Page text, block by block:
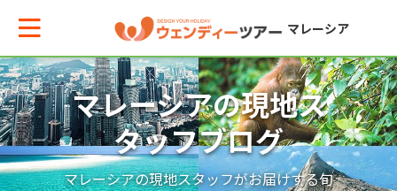
マレーシア
マレーシアの現地ス
タッフブログ
マレーシアの現地スタッフがお届けする旬
メインメニューへ戻る
マから現地ツアーを探す
メインメニューへ戻る
アからお役立ち情報を探す
戻る
世界遺産（文化）
戻る
世界遺産（自然）
戻る
動物
戻る
絶景アイランド
戻る
マレーシア国外
戻る
宿泊パッケージ